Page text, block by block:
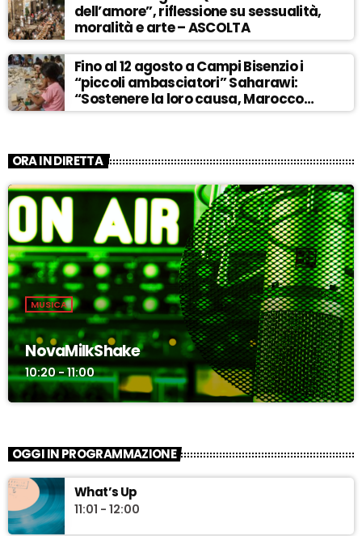
dell’amore”, riflessione su sessualità,
moralità e arte – ASCOLTA
Fino al 12 agosto a Campi Bisenzio i
“piccoli ambasciatori” Saharawi:
“Sostenere la loro causa, Marocco
sempre più invadente” – ASCOLTA
ORA IN DIRETTA
MUSICA
NovaMilkShake
10:20 - 11:00
OGGI IN PROGRAMMAZIONE
What’s Up
11:01 - 12:00